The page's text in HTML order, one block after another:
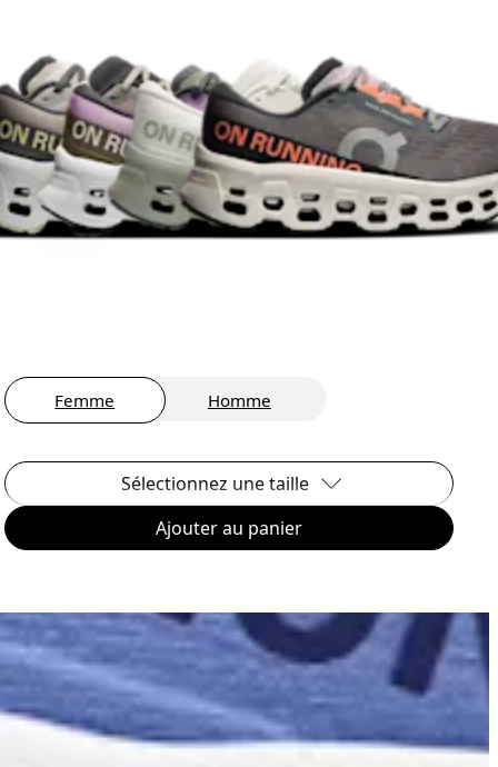
Femme Homme
Sélectionnez une taille
Ajouter au panier